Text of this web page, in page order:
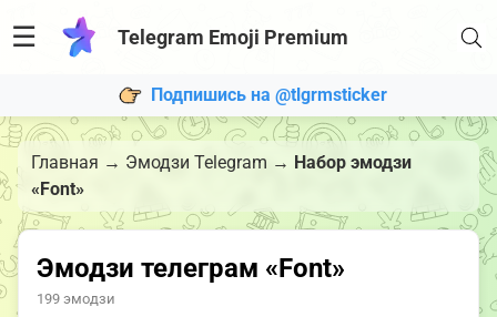
☰ Telegram Emoji Premium
Подпишись на @tlgrmsticker
Главная → Эмодзи Telegram → Набор эмодзи
«Font»
Эмодзи телеграм «Font»
199 эмодзи